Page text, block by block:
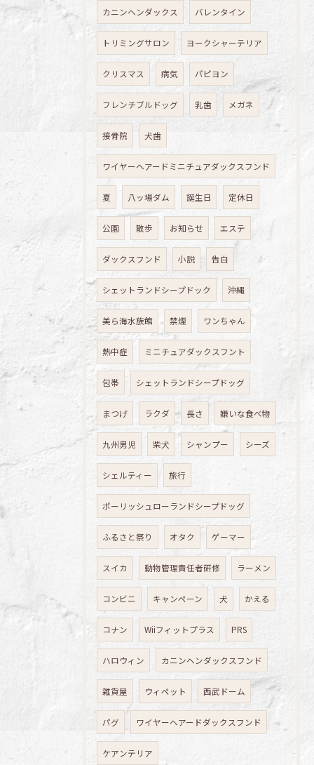
カニンヘンダックス バレンタイン
トリミングサロン ヨークシャーテリア
クリスマス 病気 パピヨン
フレンチブルドッグ 乳歯 メガネ
接骨院 犬歯
ワイヤーヘアードミニチュアダックスフンド
夏 八ッ場ダム 誕生日 定休日
公園 散歩 お知らせ エステ
ダックスフンド 小説 告白
シェットランドシープドック 沖縄
美ら海水族館 禁煙 ワンちゃん
熱中症 ミニチュアダックスフント
包帯 シェットランドシープドッグ
まつげ ラクダ 長さ 嫌いな食べ物
九州男児 柴犬 シャンプー シーズ
シェルティー 旅行
ポーリッシュローランドシープドッグ
ふるさと祭り オタク ゲーマー
スイカ 動物管理責任者研修 ラーメン
コンビニ キャンペーン 犬 かえる
コナン Wiiフィットプラス PRS
ハロウィン カニンヘンダックスフンド
雑貨屋 ウィペット 西武ドーム
パグ ワイヤーヘアードダックスフンド
ケアンテリア